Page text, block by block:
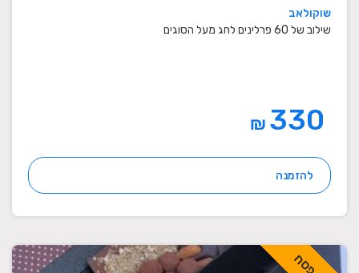
שוקולאב
שילוב של 60 פרלינים לחג מעל הסוגים
₪
להזמנה